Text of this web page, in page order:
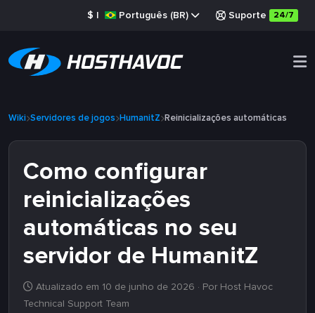
$ | Português (BR) Suporte 24/7
Wiki Servidores de jogos HumanitZ Reinicializações automáticas
Como configurar
reinicializações
automáticas no seu
servidor de HumanitZ
Atualizado em 10 de junho de 2026 · Por Host Havoc
Technical Support Team